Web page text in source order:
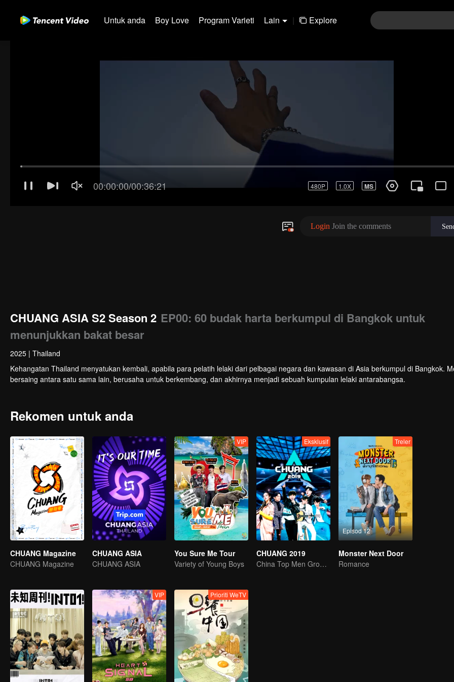
Untuk anda Boy Love Program Varieti Lain | Explore
CHUANG ASIA S2 Season 2 EP00: 60 budak harta berkumpul di Bangkok untuk
menunjukkan bakat besar
2025 | Thailand
Kehangatan Thailand menyatukan kembali, apabila para pelatih lelaki dari pelbagai negara dan kawasan di Asia berkumpul di Bangkok.
bersaing antara satu sama lain, berusaha untuk berkembang, dan akhirnya menjadi sebuah kumpulan lelaki antarabangsa.
Rekomen untuk anda
CHUANG Magazine
CHUANG Magazine
CHUANG ASIA
CHUANG ASIA
VIP
You Sure Me Tour
Variety of Young Boys
Eksklusif
CHUANG 2019
China Top Men Group's Competition
Episod 12
Treler
Monster Next Door
Romance
VIP Prioriti WeTV